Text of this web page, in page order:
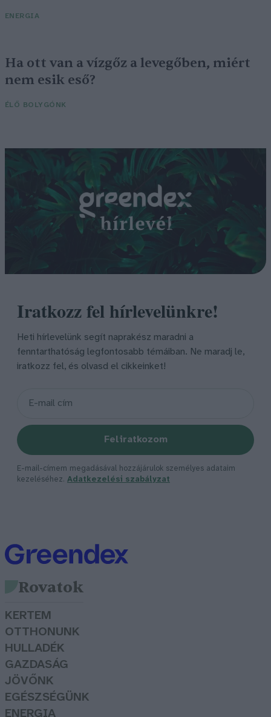
ENERGIA
Ha ott van a vízgőz a levegőben, miért
nem esik eső?
ÉLŐ BOLYGÓNK
Iratkozz fel hírlevelünkre!
Heti hírlevelünk segít naprakész maradni a
fenntarthatóság legfontosabb témáiban. Ne maradj le,
iratkozz fel, és olvasd el cikkeinket!
Feliratkozom
E-mail-címem megadásával hozzájárulok személyes adataim
kezeléséhez. Adatkezelési szabályzat
Rovatok
KERTEM
OTTHONUNK
HULLADÉK
GAZDASÁG
JÖVŐNK
EGÉSZSÉGÜNK
ENERGIA